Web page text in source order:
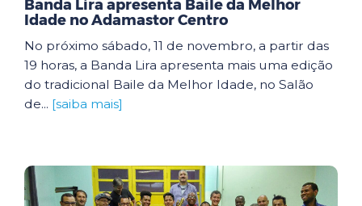
Banda Lira apresenta Baile da Melhor
Idade no Adamastor Centro
No próximo sábado, 11 de novembro, a partir das
19 horas, a Banda Lira apresenta mais uma edição
do tradicional Baile da Melhor Idade, no Salão
de... [saiba mais]